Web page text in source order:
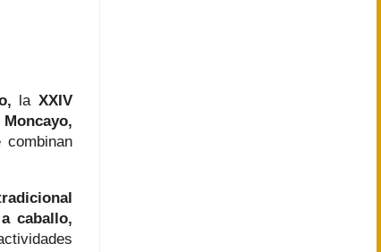
laXXIV
combinan
caballo,